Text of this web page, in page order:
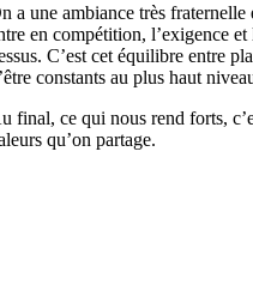
a une ambiance très
en compétition, l’exigence
C’est cet équilibre entre
constants au plus haut
final, ce qui nous rend forts,
qu’on partage.